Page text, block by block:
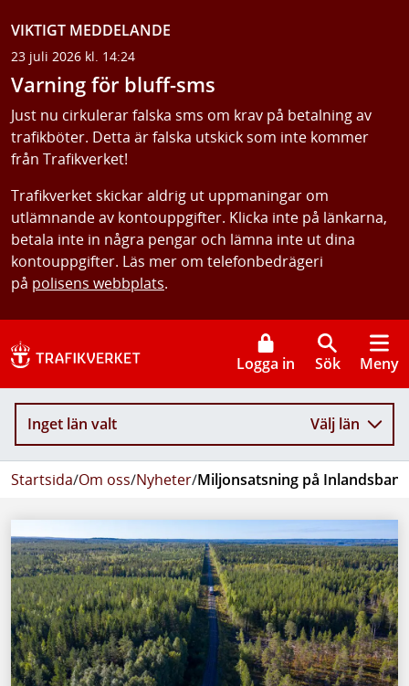
VIKTIGT MEDDELANDE
23 juli 2026 kl. 14:24
Varning för bluff-sms
Just nu cirkulerar falska sms om krav på betalning av
trafikböter. Detta är falska utskick som inte kommer
från Trafikverket!
Trafikverket skickar aldrig ut uppmaningar om
utlämnande av kontouppgifter. Klicka inte på länkarna,
betala inte in några pengar och lämna inte ut dina
kontouppgifter. Läs mer om telefonbedrägeri
på polisens webbplats.
Logga in Sök Meny
Inget län valt Välj län
Startsida/Om oss/Nyheter/Miljonsatsning på